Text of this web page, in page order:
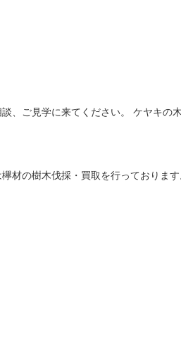
ご見学に来てください。 ケヤキの
材の樹木伐採・買取を行っておりま